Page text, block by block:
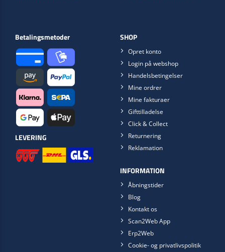
Betalingsmetoder
LEVERING
SHOP
Opret konto
Login på webshop
Handelsbetingelser
Mine ordrer
Mine fakturaer
Gifttilladelse
Click & Collect
Returnering
Reklamation
INFORMATION
Åbningstider
Blog
Kontakt os
Scan2Web App
Erp2Web
Cookie- og privatlivspolitik